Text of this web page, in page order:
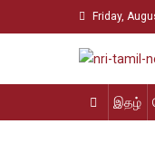
to
Friday,
Nri
உலக
இதழ்